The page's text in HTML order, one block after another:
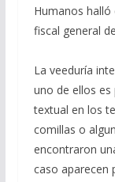
Humanos
fiscal general
La veeduría
uno de ellos es
textual en los
comillas o
encontraron
caso aparecen